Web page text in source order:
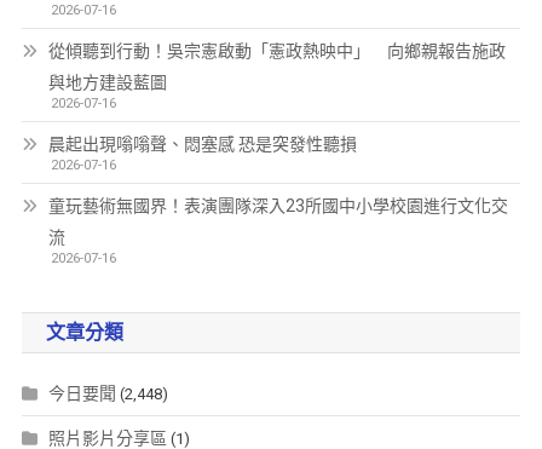
2026-07-16
從傾聽到行動！吳宗憲啟動「憲政熱映中」 向鄉親報告施政
與地方建設藍圖
2026-07-16
晨起出現嗡嗡聲、悶塞感 恐是突發性聽損
2026-07-16
童玩藝術無國界！表演團隊深入23所國中小學校園進行文化交
流
2026-07-16
文章分類
今日要聞 (2,448)
照片影片分享區 (1)